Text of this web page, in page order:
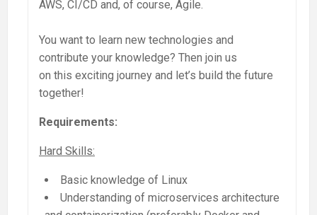
AWS, CI/CD and, of course, Agile.
You want to learn new technologies and
contribute your knowledge? Then join us
on this exciting journey and let’s build the future
together!
Requirements:
Hard Skills:
Basic knowledge of Linux
Understanding of microservices architecture